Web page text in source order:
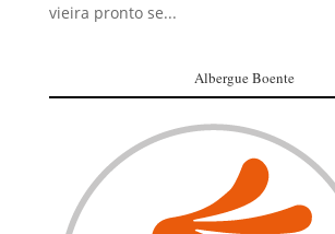
vieira pronto se...
Albergue Boente